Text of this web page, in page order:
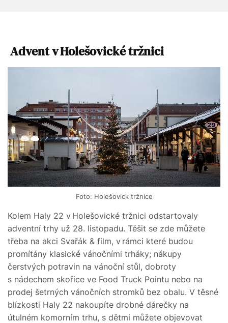
Advent v Holešovické tržnici
Foto: Holešovick tržnice
Kolem Haly 22 v Holešovické tržnici odstartovaly
adventní trhy už 28. listopadu. Těšit se zde můžete
třeba na akci Svařák & film, v rámci které budou
promítány klasické vánočními trháky; nákupy
čerstvých potravin na vánoční stůl, dobroty
s nádechem skořice ve Food Truck Pointu nebo na
prodej šetrných vánočních stromků bez obalu. V těsné
blízkosti Haly 22 nakoupíte drobné dárečky na
útulném komorním trhu, s dětmi můžete objevovat